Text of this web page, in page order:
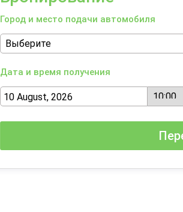
Город и место подачи автомобиля
Дата и время получения